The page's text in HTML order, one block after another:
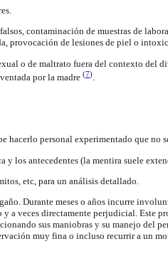
contaminación de muestras de
provocación de lesiones de piel o
o de maltrato fuera del contexto del
por la madre (7)
personal experimentado que no
los antecedentes (la mentira suele
etc, para un análisis detallado.
Durante meses o años incurre
a veces directamente perjudicial. Este
sus maniobras y su manejo del
muy fina o incluso recurrir a un